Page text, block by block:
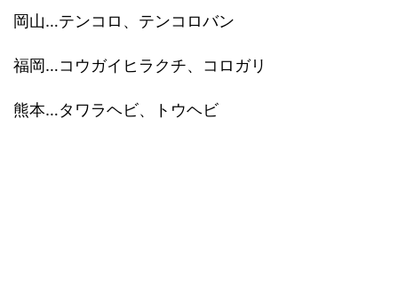
岡山…テンコロ、テンコロバン
福岡…コウガイヒラクチ、コロガリ
熊本…タワラヘビ、トウヘビ